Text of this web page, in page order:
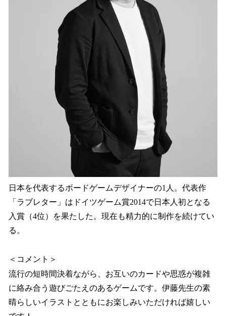
日本を代表するボードゲームデザイナーの1人。代表作
「ラブレター」はドイツゲーム賞2014で日本人初となる
入賞（4位）を果たした。現在も精力的に制作を続けてい
る。
＜コメント＞
流行の短時間決着ながら、お互いのカードや思惑が複雑
に絡み合う遊びごたえのあるゲームです。伊藤先生の素
晴らしいイラストとともにお楽しみいただければ嬉しい